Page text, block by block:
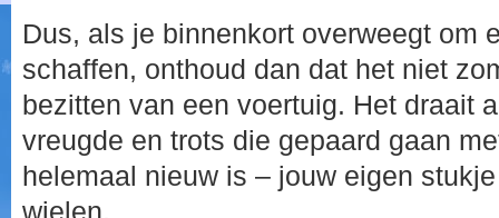
Dus, als je binnenkort overweegt om
schaffen, onthoud dan dat het niet
bezitten van een voertuig. Het draait
vreugde en trots die gepaard gaan
helemaal nieuw is – jouw eigen
wielen.